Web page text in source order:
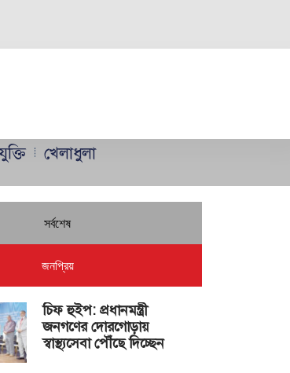
খেলাধুলা
সর্বশেষ
জনপ্রিয়
চিফ হুইপ: প্রধানমন্ত্রী
জনগণের দোরগোড়ায়
স্বাস্থ্যসেবা পৌঁছে দিচ্ছেন